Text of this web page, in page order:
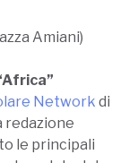
Amiani)
Network di
redazione
le principali